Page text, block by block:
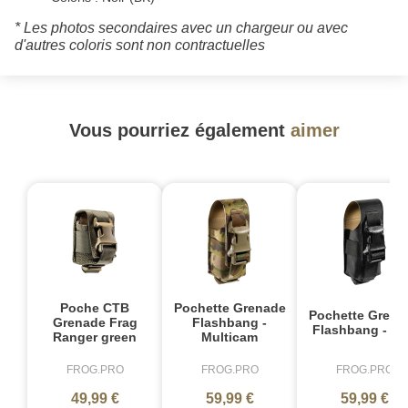
* Les photos secondaires avec un chargeur ou avec
d'autres coloris sont non contractuelles
Vous pourriez également aimer
Poche CTB
Grenade Frag
Ranger green
FROG.PRO
49,99 €
Pochette Grenade
Flashbang -
Multicam
FROG.PRO
59,99 €
Pochette
Flashbang -
FROG.PRO
59,99 €